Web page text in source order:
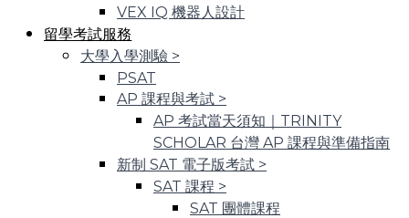
VEX IQ 機器人設計
留學考試服務
大學入學測驗 >
PSAT
AP 課程與考試 >
AP 考試當天須知｜TRINITY
SCHOLAR 台灣 AP 課程與準備指南
新制 SAT 電子版考試 >
SAT 課程 >
SAT 團體課程